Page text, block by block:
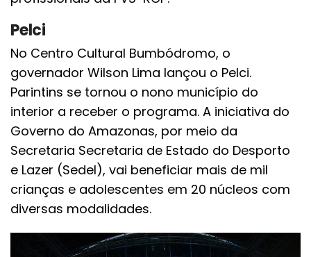
Pelci
No Centro Cultural Bumbódromo, o
governador Wilson Lima lançou o Pelci.
Parintins se tornou o nono município do
interior a receber o programa. A iniciativa do
Governo do Amazonas, por meio da
Secretaria Secretaria de Estado do Desporto
e Lazer (Sedel), vai beneficiar mais de mil
crianças e adolescentes em 20 núcleos com
diversas modalidades.